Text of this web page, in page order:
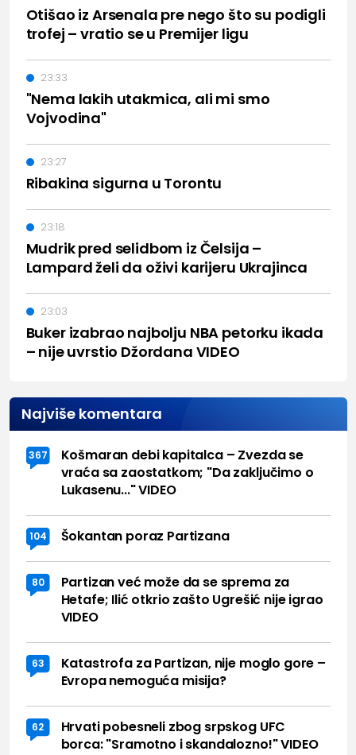
Otišao iz Arsenala pre nego što su podigli
trofej – vratio se u Premijer ligu
"Nema lakih utakmica, ali mi smo
Vojvodina"
23:33
Ribakina sigurna u Torontu
23:27
Mudrik pred selidbom iz Čelsija –
Lampard želi da oživi karijeru Ukrajinca
23:18
Buker izabrao najbolju NBA petorku ikada
– nije uvrstio Džordana VIDEO
23:03
Najviše komentara
367
Košmaran debi kapitalca – Zvezda se
vraća sa zaostatkom; "Da zaključimo o
Lukasenu..." VIDEO
104 Šokantan poraz Partizana
80
Partizan već može da se sprema za
Hetafe; Ilić otkrio zašto Ugrešić nije igrao
VIDEO
63
Katastrofa za Partizan, nije moglo gore –
Evropa nemoguća misija?
62
Hrvati pobesneli zbog srpskog UFC
borca: "Sramotno i skandalozno!" VIDEO